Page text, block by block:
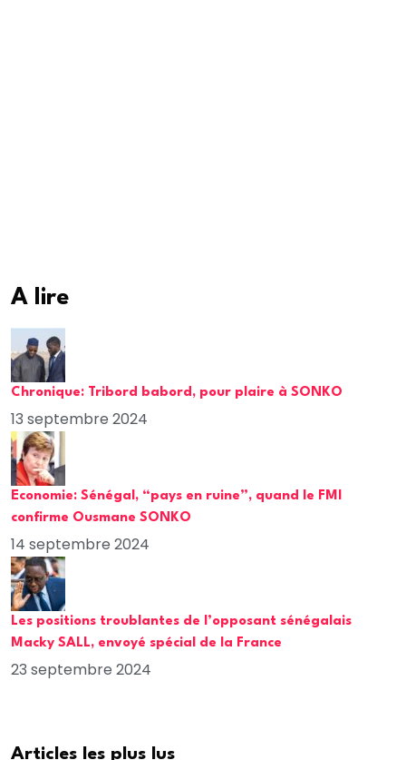
A lire
Chronique: Tribord babord, pour plaire à SONKO
13 septembre 2024
Economie: Sénégal, “pays en ruine”, quand le FMI
confirme Ousmane SONKO
14 septembre 2024
Les positions troublantes de l’opposant sénégalais
Macky SALL, envoyé spécial de la France
23 septembre 2024
Articles les plus lus